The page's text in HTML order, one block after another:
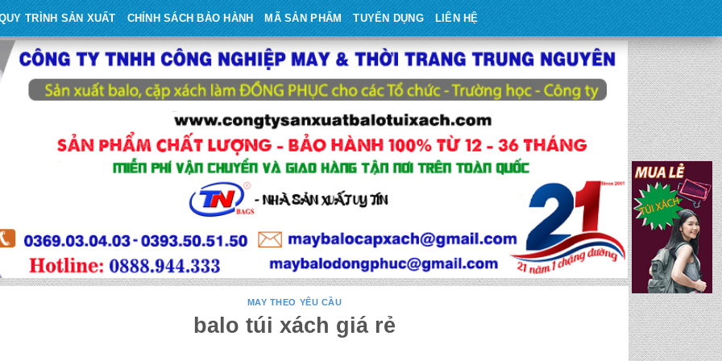
TRÌNH SẢN XUẤT CHÍNH SÁCH BẢO HÀNH MÃ SẢN PHẨM TUYỂN DỤNG LIÊN HỆ
MAY THEO YÊU CẦU
balo túi xách giá rẻ